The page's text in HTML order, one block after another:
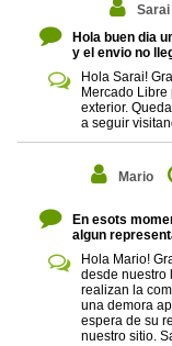
Sarai
Hola buen dia
y el envio no
Hola Sarai!
Mercado
exterior.
a seguir
Mario
En esots
algun
Hola Mario!
desde nuestro
realizan la
una demora
espera de su
nuestro sitio.